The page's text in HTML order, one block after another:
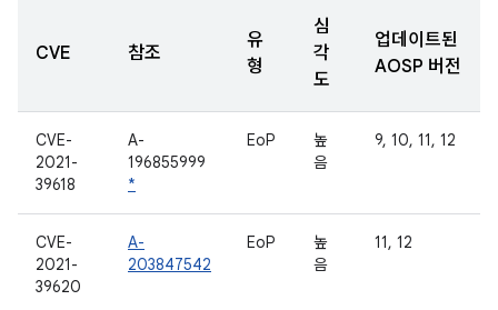
CVE 참조
유
형
심
각
도
업데이트된
AOSP 버전
CVE-
2021-
39618
A-
196855999
*
EoP
높
음
9, 10, 11, 12
CVE-
2021-
39620
A-
203847542
EoP
높
음
11, 12